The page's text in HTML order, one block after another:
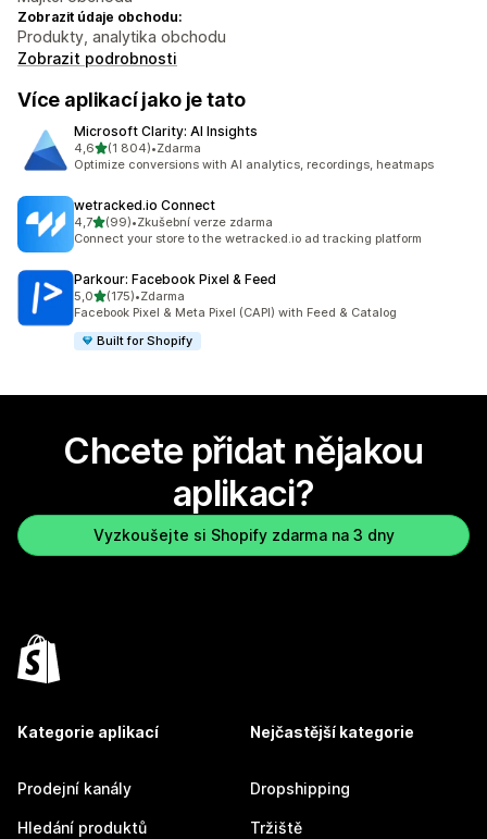
Zobrazit údaje obchodu:
Produkty, analytika obchodu
Zobrazit podrobnosti
Více aplikací jako je tato
Microsoft Clarity: AI Insights
4,6z 5 hvězd
(1 804)
Celkový počet recenzí: 1804
•Zdarma
Optimize conversions with AI analytics, recordings, heatmaps
wetracked.io Connect
4,7z 5 hvězd
(99)
Celkový počet recenzí: 99
•Zkušební verze zdarma
Connect your store to the wetracked.io ad tracking platform
Parkour: Facebook Pixel & Feed
5,0z 5 hvězd
(175)
Celkový počet recenzí: 175
•Zdarma
Facebook Pixel & Meta Pixel (CAPI) with Feed & Catalog
Built for Shopify
Chcete přidat nějakou
aplikaci?
Vyzkoušejte si Shopify zdarma na 3 dny
Kategorie aplikací
Prodejní kanály
Hledání produktů
Nejčastější kategorie
Dropshipping
Tržiště